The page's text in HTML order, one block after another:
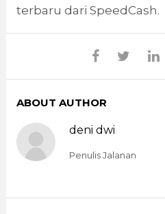
terbaru dari SpeedCash.
ABOUT AUTHOR
deni dwi
Penulis Jalanan